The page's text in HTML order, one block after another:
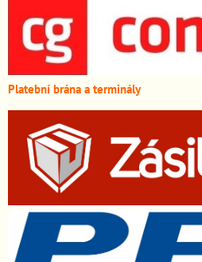
Platební brána a terminály